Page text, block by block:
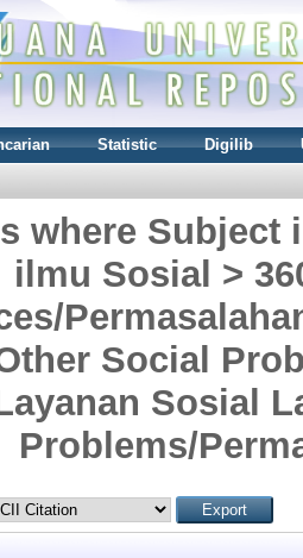
Statistic Digilib
where Subject
ilmu Sosial >
Social
Sosial
Problems/